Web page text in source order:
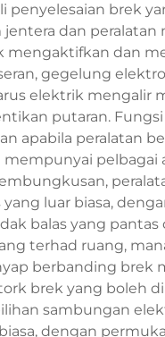
penyelesaian brek
dan
dan
gegelung
elektrik
putaran.
apabila peralatan
mempunyai
luar biasa,
balas yang
terhad ruang,
berbanding
brek yang boleh
sambungan
dengan